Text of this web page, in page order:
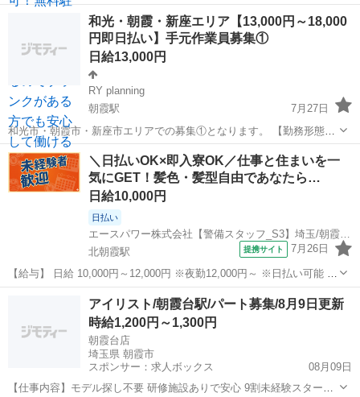
ランクがある方でも安心して働ける歯科医院です★ 時給： 1,400円~
※経験・能力に応じて決定 アクセス：東上線 朝霞台 徒歩4分;武蔵野
朝霞市 歯科衛生士
和光・朝霞・新座エリア【13,000円～18,000
円即日払い】手元作業員募集①
日給13,000円
RY planning
朝霞駅
7月27日
和光市・朝霞市・新座市エリアでの募集①となります。 【勤務形態】
東京・神奈川・千葉・埼玉中心に常時700ヶ所以上にて稼働しておりま
す大型建設現場やショッピングモール、公共施設、公園、新築戸建て
における清掃や片付け・資材...
埼玉 朝霞市 朝霞駅 その他 スタッフ
＼日払いOK×即入寮OK／仕事と住まいを一
気にGET！髪色・髪型自由であなたら…
日給10,000円
日払い
エースパワー株式会社【警備スタッフ_S3】埼玉/朝霞エリア-001
北朝霞駅
提携サイト 7月26日
【給与】 日給 10,000円～12,000円 ※夜勤12,000円～ ※日払い可能 実
働4～8時間 残業があれば別途手当支給 ☆早上がりでも日給保証☆
【福利厚生・待遇】 ◇雇用保険 ◇労災保険 ◇健康保険 ◇厚生年金...
北朝霞駅 警備員
アイリスト/朝霞台駅/パート募集/8月9日更新
時給1,200円～1,300円
朝霞台店
埼玉県 朝霞市
スポンサー：求人ボックス
08月09日
【仕事内容】モデル探し不要 研修施設ありで安心 9割未経験スター